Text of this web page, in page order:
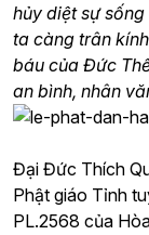
hủy diệt sự
ta càng trân
báu của Đức
an bình, nhân
Đại Đức Thích
Phật giáo Tỉnh
PL.2568 của